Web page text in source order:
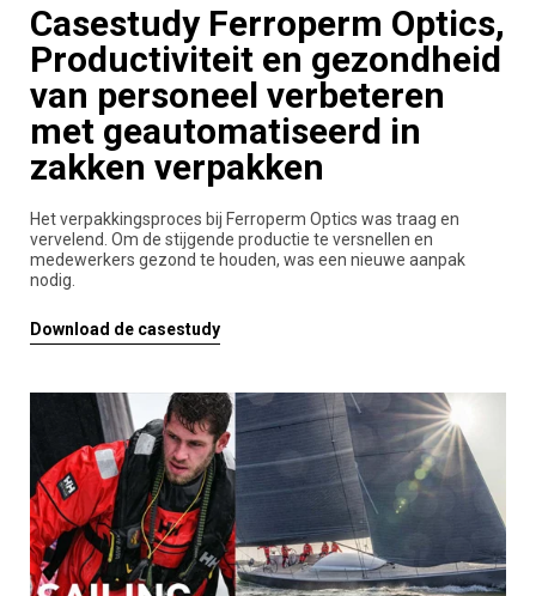
Casestudy Ferroperm Optics,
Productiviteit en gezondheid
van personeel verbeteren
met geautomatiseerd in
zakken verpakken
Het verpakkingsproces bij Ferroperm Optics was traag en
vervelend. Om de stijgende productie te versnellen en
medewerkers gezond te houden, was een nieuwe aanpak
nodig.
Download de casestudy